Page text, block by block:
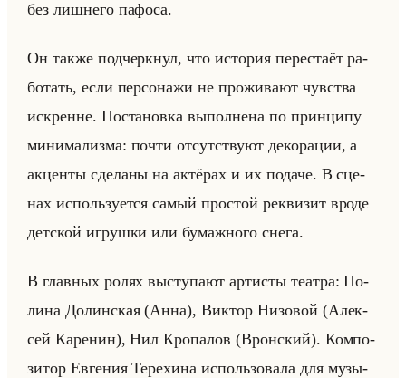
без лиш­не­го па­фо­са.
Он также под­черк­нул, что ис­то­рия пе­ре­ста­ёт ра­
бо­тать, если пер­со­на­жи не про­жи­ва­ют чув­ства
ис­кренне. По­ста­нов­ка вы­пол­не­на по прин­ци­пу
ми­ни­ма­лиз­ма: почти от­сут­ству­ют де­ко­ра­ции, а
ак­цен­ты сде­ла­ны на ак­тё­рах и их по­да­че. В сце­
нах ис­пользу­ет­ся самый про­стой рек­ви­зит вроде
дет­ской иг­руш­ки или бу­маж­но­го снега.
В глав­ных ролях вы­сту­па­ют ар­ти­сты те­ат­ра: По­
ли­на До­лин­ская (Анна), Вик­тор Ни­зо­вой (Алек­
сей Ка­ре­нин), Нил Кро­па­лов (Врон­ский). Ком­по­
зи­тор Ев­ге­ния Те­ре­хи­на ис­пользо­ва­ла для му­зы­